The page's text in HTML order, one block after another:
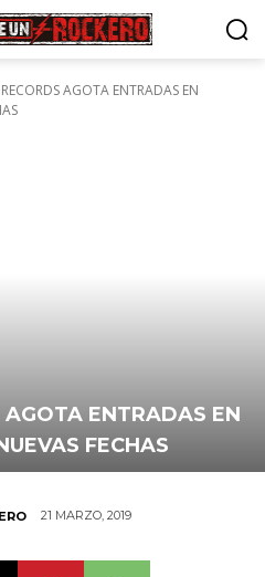
AGOTA ENTRADAS EN
ENTRADAS EN
FECHAS
21 MARZO, 2019